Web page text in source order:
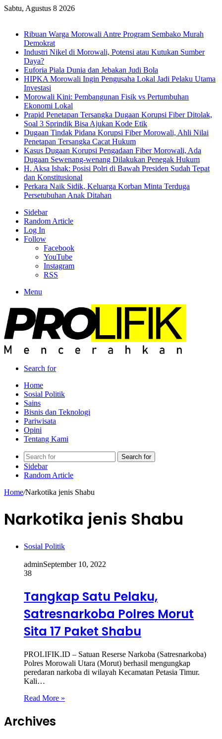
Sabtu, Agustus 8 2026
Ribuan Warga Morowali Antre Program Sembako Murah
Demokrat
Industri Nikel di Morowali, Potensi atau Kutukan Sumber
Daya?
Euforia Piala Dunia dan Jebakan Judi Bola
HIPKA Morowali Ingin Pengusaha Lokal Jadi Pelaku Utama
Investasi
Morowali Kini: Pembangunan Fisik vs Pertumbuhan
Ekonomi Lokal
Prapid Penetapan Tersangka Dugaan Korupsi Fiber Ditolak,
Soal 3 Sprindik Bisa Ajukan Kode Etik
Dugaan Tindak Pidana Korupsi Fiber Morowali, Ahli Nilai
Penetapan Tersangka Cacat Hukum
Kasus Dugaan Korupsi Pengadaan Fiber Morowali, Ada
Dugaan Sewenang-wenang Dilakukan Penegak Hukum
H. Aksa Ishak: Posisi Polri di Bawah Presiden Sudah Tepat
dan Konstitusional
Perkara Naik Sidik, Keluarga Korban Minta Terduga
Persetubuhan Anak Ditahan
Sidebar
Random Article
Log In
Follow
Facebook
YouTube
Instagram
RSS
Menu
Search for
Home
Sosial Politik
Sains
Bisnis dan Teknologi
Pariwisata
Opini
Tentang Kami
Search for
Sidebar
Random Article
Home/Narkotika jenis Shabu
Narkotika jenis Shabu
Sosial Politik
adminSeptember 10, 2022
38
Tangkap Satu Pelaku,
Satresnarkoba Polres Morut
Sita 17 Paket Shabu
PROLIFIK.ID – Satuan Reserse Narkoba (Satresnarkoba)
Polres Morowali Utara (Morut) berhasil mengungkap
peredaran narkoba di wilayah Kecamatan Petasia Timur.
Kali…
Read More »
Archives